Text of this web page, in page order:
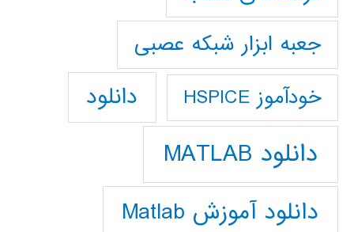
جعبه ابزار شبکه عصبی
خودآموز HSPICE دانلود
دانلود MATLAB
دانلود آموزش Matlab